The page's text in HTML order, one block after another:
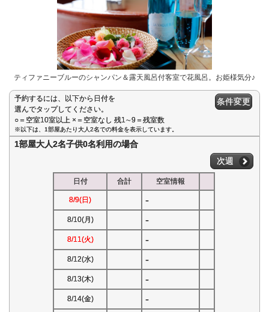
ティファニーブルーのシャンパン＆露天風呂付客室で花風呂。お姫様気分♪
予約するには、以下から日付を
選んでタップしてください。
○＝空室10室以上 ×＝空室なし 残1∼9＝残室数
条件変更
※以下は、1部屋あたり大人2名での料金を表示しています。
1部屋大人2名子供0名利用の場合
次週
日付 合計 空室情報
8/9(日) -
8/10(月) -
8/11(火) -
8/12(水) -
8/13(木) -
8/14(金) -